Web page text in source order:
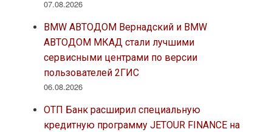
07.08.2026
BMW АВТОДОМ Вернадский и BMW
АВТОДОМ МКАД стали лучшими
сервисными центрами по версии
пользователей 2ГИС
06.08.2026
ОТП Банк расширил специальную
кредитную программу JETOUR FINANCE на